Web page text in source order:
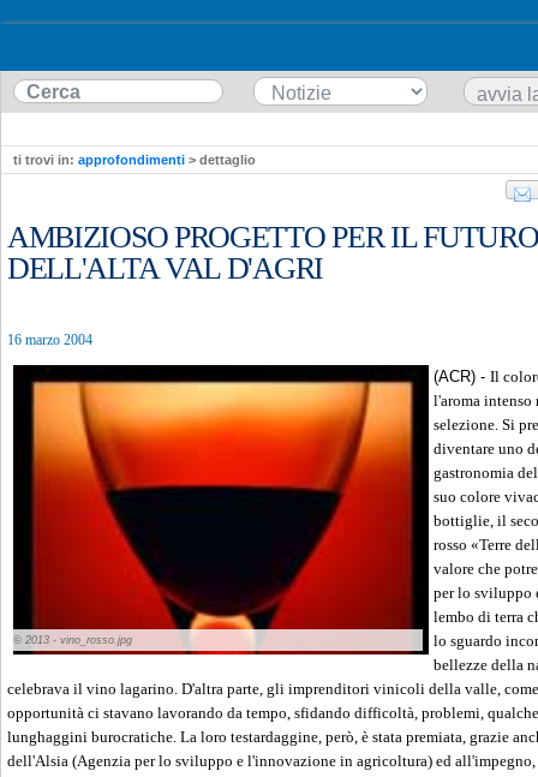
ti trovi in: approfondimenti > dettaglio
AMBIZIOSO PROGETTO PER IL
DELL'ALTA VAL D'AGRI
16 marzo 2004
© 2013 - vino_rosso.jpg
(ACR) - Il
l'aroma intenso
selezione. Si
diventare uno
gastronomia
suo colore
bottiglie, il
rosso «Terre
valore che
per lo sviluppo
lembo di terra
lo sguardo
bellezze della
celebrava il vino lagarino. D'altra parte, gli imprenditori vinicoli della valle, come
opportunità ci stavano lavorando da tempo, sfidando difficoltà, problemi,
lunghaggini burocratiche. La loro testardaggine, però, è stata premiata, grazie
dell'Alsia (Agenzia per lo sviluppo e l'innovazione in agricoltura) ed all'impegno,